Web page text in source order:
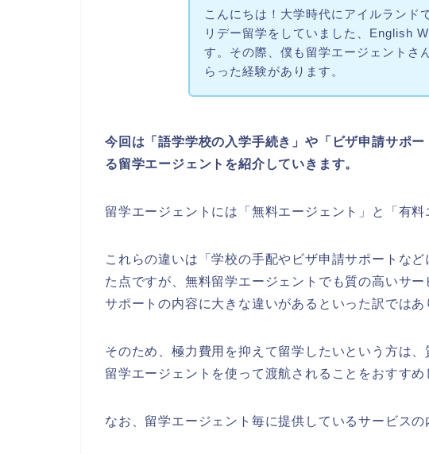
こんにちは！大学時代にアイルランド
リデー留学をしていました、English
す。その際、僕も留学エージェントさ
らった経験があります。
今回は「語学学校の入学手続き」や「ビザ申請サポ
る留学エージェントを紹介していきます。
留学エージェントには「無料エージェント」と「有
これらの違いは「学校の手配やビザ申請サポートな
た点ですが、無料留学エージェントでも質の高いサ
サポートの内容に大きな違いがあるといった訳ではあ
そのため、極力費用を抑えて留学したいという方は
留学エージェントを使って渡航されることをおすすめ
なお、留学エージェント毎に提供しているサービスの